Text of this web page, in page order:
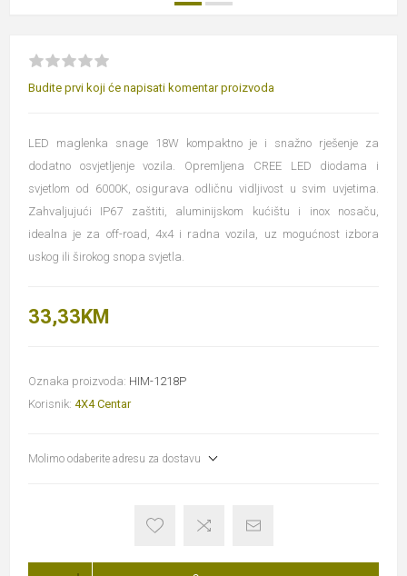
Budite prvi koji će napisati komentar proizvoda
LED maglenka snage 18W kompaktno je i snažno rješenje za
dodatno osvjetljenje vozila. Opremljena CREE LED diodama i
svjetlom od 6000K, osigurava odličnu vidljivost u svim uvjetima.
Zahvaljujući IP67 zaštiti, aluminijskom kućištu i inox nosaču,
idealna je za off-road, 4x4 i radna vozila, uz mogućnost izbora
uskog ili širokog snopa svjetla.
33,33KM
Oznaka proizvoda: HIM-1218P
Korisnik: 4X4 Centar
Molimo odaberite adresu za dostavu